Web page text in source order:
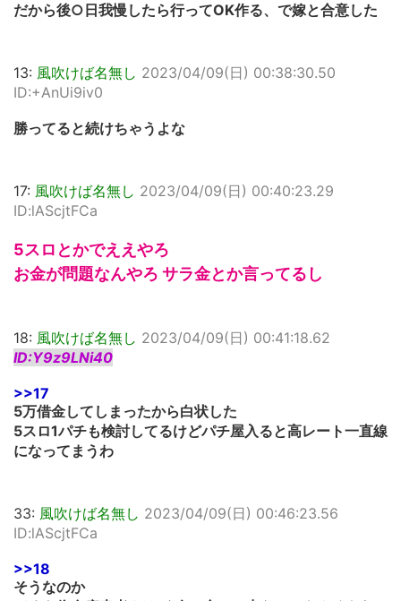
だから後○日我慢したら行ってOK作る、で嫁と合意した
13: 風吹けば名無し 2023/04/09(日) 00:38:30.50
ID:+AnUi9iv0
勝ってると続けちゃうよな
17: 風吹けば名無し 2023/04/09(日) 00:40:23.29
ID:lAScjtFCa
5スロとかでええやろ
お金が問題なんやろ サラ金とか言ってるし
18: 風吹けば名無し 2023/04/09(日) 00:41:18.62
ID:Y9z9LNi40
>>17
5万借金してしまったから白状した
5スロ1パチも検討してるけどパチ屋入ると高レート一直線
になってまうわ
33: 風吹けば名無し 2023/04/09(日) 00:46:23.56
ID:lAScjtFCa
>>18
そうなのか